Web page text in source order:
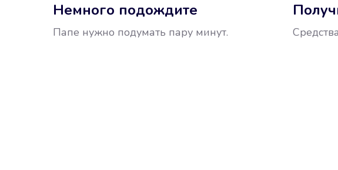
Немного подождите
Папе нужно подумать пару минут.